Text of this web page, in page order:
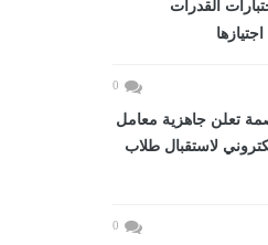
القدرات
0
تعلن جاهزية معامل
لاستقبال طلاب
0